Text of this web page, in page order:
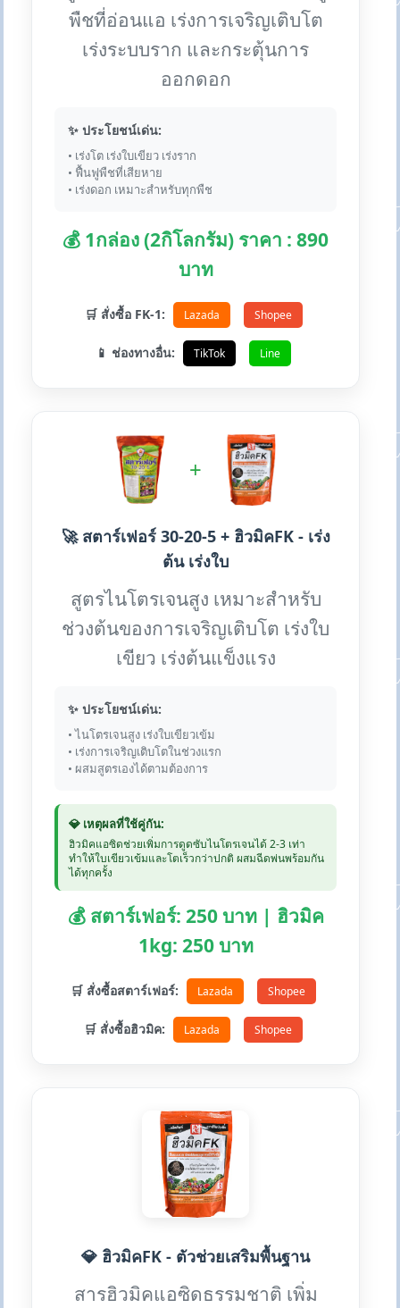
พืชที่อ่อนแอ เร่งการเจริญเติบโต
เร่งระบบราก และกระตุ้นการ
ออกดอก
✨ ประโยชน์เด่น:
• เร่งโต เร่งใบเขียว เร่งราก
• ฟื้นฟูพืชที่เสียหาย
• เร่งดอก เหมาะสำหรับทุกพืช
💰 1กล่อง (2กิโลกรัม) ราคา : 890
บาท
🛒 สั่งซื้อ FK-1: Lazada Shopee
📱 ช่องทางอื่น: TikTok Line
+
🚀 สตาร์เฟอร์ 30-20-5 + ฮิวมิคFK - เร่ง
ต้น เร่งใบ
สูตรไนโตรเจนสูง เหมาะสำหรับ
ช่วงต้นของการเจริญเติบโต เร่งใบ
เขียว เร่งต้นแข็งแรง
✨ ประโยชน์เด่น:
• ไนโตรเจนสูง เร่งใบเขียวเข้ม
• เร่งการเจริญเติบโตในช่วงแรก
• ผสมสูตรเองได้ตามต้องการ
💎 เหตุผลที่ใช้คู่กัน:
ฮิวมิคแอซิดช่วยเพิ่มการดูดซับไนโตรเจนได้ 2-3 เท่า
ทำให้ใบเขียวเข้มและโตเร็วกว่าปกติ ผสมฉีดพ่นพร้อมกัน
ได้ทุกครั้ง
💰 สตาร์เฟอร์: 250 บาท | ฮิวมิค
1kg: 250 บาท
🛒 สั่งซื้อสตาร์เฟอร์: Lazada Shopee
🛒 สั่งซื้อฮิวมิค: Lazada Shopee
💎 ฮิวมิคFK - ตัวช่วยเสริมพื้นฐาน
สารฮิวมิคแอซิดธรรมชาติ เพิ่ม